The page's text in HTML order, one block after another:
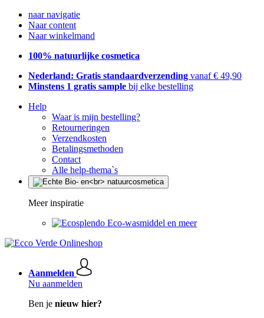
naar navigatie
Naar content
Naar winkelmand
100% natuurlijke cosmetica
Nederland: Gratis standaardverzending vanaf € 49,90
Minstens 1 gratis sample bij elke bestelling
Help
Waar is mijn bestelling?
Retourneringen
Verzendkosten
Betalingsmethoden
Contact
Alle help-thema`s
Meer inspiratie
Eco-wasmiddel en meer
Aanmelden
Nu aanmelden
Ben je nieuw hier?